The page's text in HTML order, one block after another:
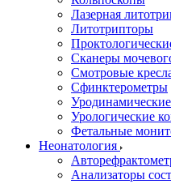
Лазерная
Литотрипторы
Сканеры
Смотровые
Сфинктерометры
Урологические
Фетальные
Неонатология
Анализаторы